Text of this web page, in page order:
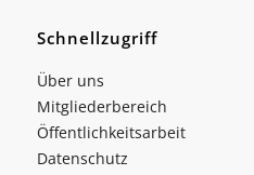
Schnellzugriff
Über uns
Mitgliederbereich
Öffentlichkeitsarbeit
Datenschutz